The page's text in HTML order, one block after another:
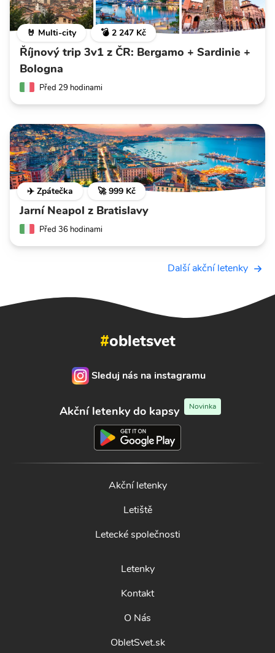
🤘 Multi-city 💣 2 247 Kč
Říjnový trip 3v1 z ČR: Bergamo + Sardinie +
Bologna
Před 29 hodinami
✈️ Zpátečka 🚀 999 Kč
Jarní Neapol z Bratislavy
Před 36 hodinami
Další akční letenky
#obletsvet
Sleduj nás na instagramu
Akční letenky do kapsy Novinka
Akční letenky
Letiště
Letecké společnosti
Letenky
Kontakt
O Nás
ObletSvet.sk